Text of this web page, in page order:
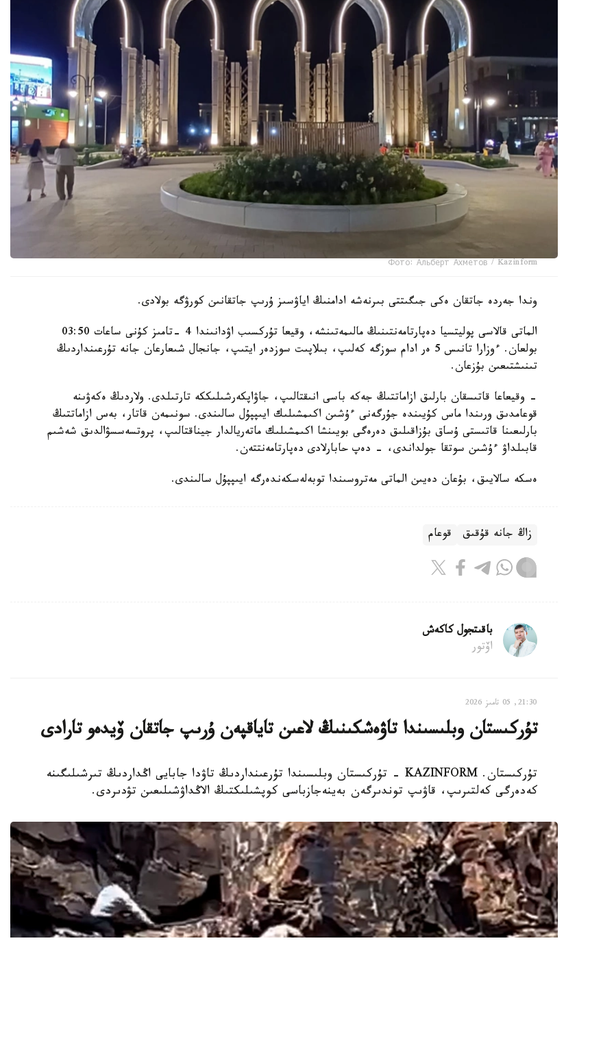
Фото: Альберт Ахметов / Kazinform
وندا جەردە جاتقان ەكى جىگىتتى بىرنەشە ادامنىڭ اياۋسىز ۇرىپ جاتقانىن كورۋگە بولادى.
الماتى قالاسى پوليتسيا دەپارتامەنتىنىڭ مالىمەتىنشە، وقيعا تۇركسىب اۋدانىندا 4 -تامىز كۇنى ساعات 03:50
بولعان. ءوزارا تانىس 5 ەر ادام سوزگە كەلىپ، بىلاپىت سوزدەر ايتىپ، جانجال شىعارعان جانە تۇرعىنداردىڭ
تىنىشتىعىن بۇزعان.
- وقيعاعا قاتىسقان بارلىق ازاماتتىڭ جەكە باسى انىقتالىپ، جاۋاپكەرشىلىككە تارتىلدى. ولاردىڭ ەكەۋىنە
قوعامدىق ورىندا ماس كۇيىندە جۇرگەنى ءۇشىن اكىمشىلىك ايىپپۇل سالىندى. سونىمەن قاتار، بەس ازاماتتىڭ
بارلىعىنا قاتىستى ۇساق بۇزاقىلىق دەرەگى بويىنشا اكىمشىلىك ماتەريالدار جيناقتالىپ، پروتسەسسۋالدىق شەشىم
قابىلداۋ ءۇشىن سوتقا جولداندى، - دەپ حابارلادى دەپارتامەنتتەن.
ەسكە سالايىق، بۇعان دەيىن الماتى مەتروسىندا توبەلەسكەندەرگە ايىپپۇل سالىندى.
زاڭ جانە قۇقىق قوعام
باقىتجول كاكەش
اۆتور
21:30, 05 تامىز 2026
تۇركىستان وبلىسىندا تاۋەشكىنىڭ لاعىن تاياقپەن ۇرىپ جاتقان ۆيدەو تارادى
تۇركىستان. KAZINFORM - تۇركىستان وبلىسىندا تۇرعىنداردىڭ تاۋدا جابايى اڭداردىڭ تىرشىلىگىنە
كەدەرگى كەلتىرىپ، قاۋىپ توندىرگەن بەينەجازباسى كوپشىلىكتىڭ الاڭداۋشىلىعىن تۋدىردى.